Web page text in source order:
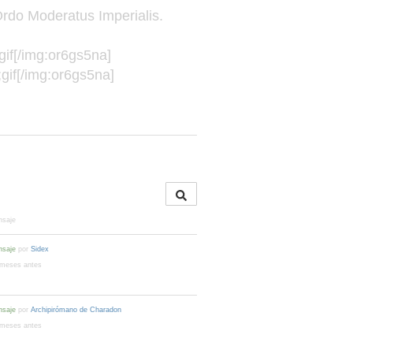
Moderatus Imperialis.
img:or6gs5na]
img:or6gs5na]
por Sidex
antes
por Archipirómano de Charadon
antes